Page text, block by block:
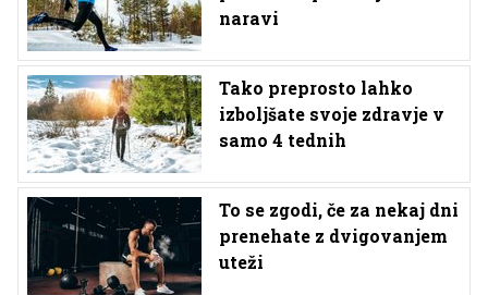
naravi
Tako preprosto lahko
izboljšate svoje zdravje v
samo 4 tednih
To se zgodi, če za nekaj dni
prenehate z dvigovanjem
uteži